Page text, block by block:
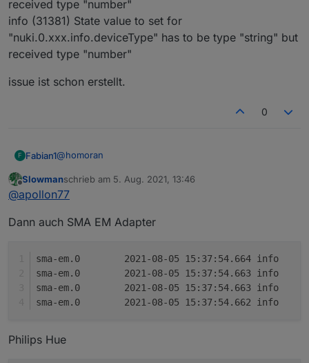
oder ob ein passendes Issue auf Github existiert.
Alternativ die angemeckerten Objekte löschen und
den Adapter neu starten, dann werden viele Objekte
korrekt neu angelegt!
Wenn nicht, bitte hier melden und Issue auf Github
eröffnen
received type "number"
info (31381) State value to set for
"nuki.0.xxx.info.deviceType" has to be type "string" but
received type "number"
issue ist schon erstellt.
0
F Fabian1@homoran
Nuki
"nuki.0.xxx.info.mode" has to be type "string" but
"nuki.0.xxx.info.deviceType" has to be type "string" but
received type "number"
Offline
Slowmanschrieb am 5. Aug. 2021, 13:46
zuletzt editiert von
@apollon77
Dann auch SMA EM Adapter
Philips Hue